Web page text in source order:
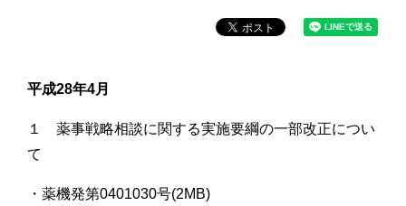
平成28年4月
１ 薬事戦略相談に関する実施要綱の一部改正につい
て
・薬機発第0401030号(2MB)